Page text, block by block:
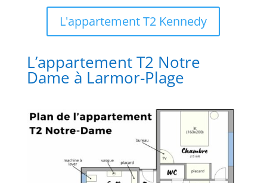
L'appartement T2 Kennedy
L’appartement T2 Notre
Dame à Larmor-Plage